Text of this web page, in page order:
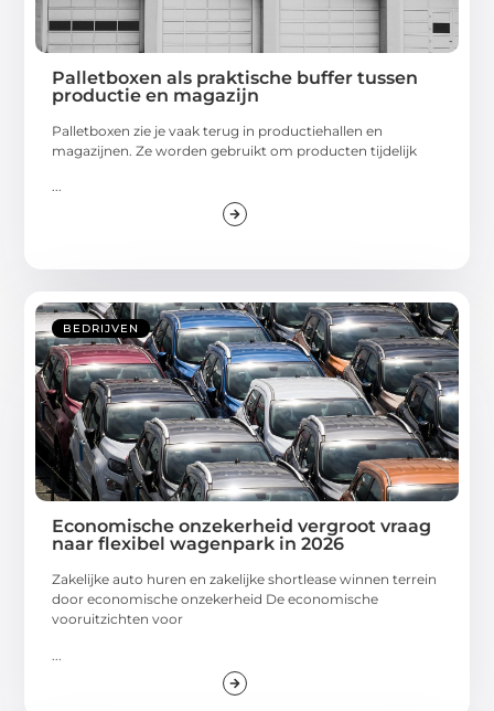
Palletboxen als praktische buffer tussen
productie en magazijn
Palletboxen zie je vaak terug in productiehallen en
magazijnen. Ze worden gebruikt om producten tijdelijk
...
BEDRIJVEN
Economische onzekerheid vergroot vraag
naar flexibel wagenpark in 2026
Zakelijke auto huren en zakelijke shortlease winnen terrein
door economische onzekerheid De economische
vooruitzichten voor